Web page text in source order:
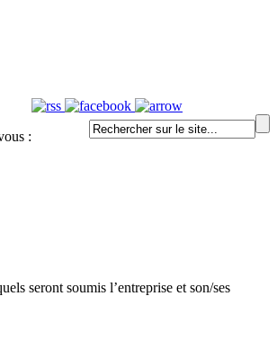
:
seront soumis l’entreprise et son/ses